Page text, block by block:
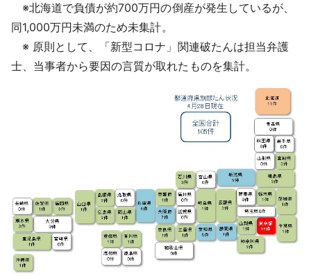
※北海道で負債が約700万円の倒産が発生しているが、
同1,000万円未満のため未集計。
※ 原則として、「新型コロナ」関連破たんは担当弁護
士、当事者から要因の言質が取れたものを集計。